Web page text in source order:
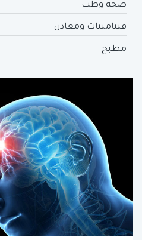
صحة وطب
فيتامينات ومعادن
مطبخ